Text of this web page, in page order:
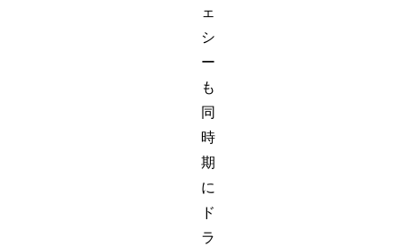
ェ
シ
ー
も
同
時
期
に
ド
ラ